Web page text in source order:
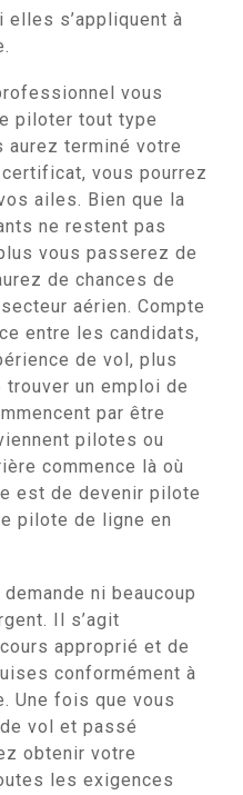
elles s’appliquent à
vous
piloter tout type
aurez terminé votre
vous pourrez
ailes. Bien que la
ne restent pas
vous passerez de
de chances de
aérien. Compte
entre les candidats,
de vol, plus
un emploi de
par être
pilotes ou
commence là où
est de devenir pilote
pilote de ligne en
ni beaucoup
Il s’agit
approprié et de
conformément à
Une fois que vous
vol et passé
obtenir votre
les exigences